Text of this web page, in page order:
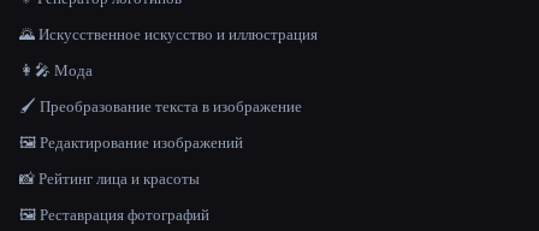
🌄 Искусственное искусство и иллюстрация
👩‍🎤 Мода
🖌️ Преобразование текста в изображение
🖼️ Редактирование изображений
📸 Рейтинг лица и красоты
🖼️ Реставрация фотографий